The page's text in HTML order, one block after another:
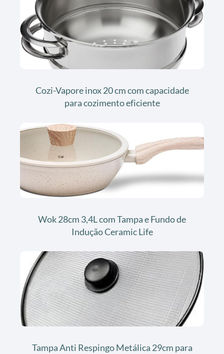
Cozi-Vapore inox 20 cm com capacidade
para cozimento eficiente
Wok 28cm 3,4L com Tampa e Fundo de
Indução Ceramic Life
Tampa Anti Respingo Metálica 29cm para